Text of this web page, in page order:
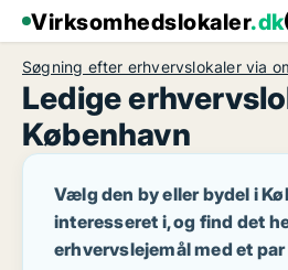
Virksomhedslokaler.dk
Søgning efter erhvervslokaler via
Ledige
København
Vælg den by eller bydel i
interesseret i, og find det
erhvervslejemål med et